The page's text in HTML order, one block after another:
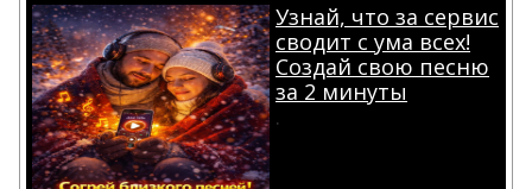
Узнай, что за сервис
сводит с ума всех!
Создай свою песню
за 2 минуты
.